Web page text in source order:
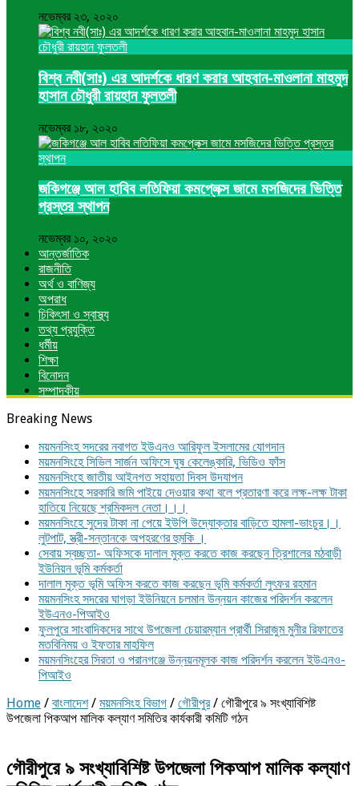
নভেম্বর ২৩, ২০২০
বিশ্ব নবী(সাঃ) এর আদর্শকে ধারণ করার আহবান-মাওলানা মাহমুদ
হাসান চৌধুরী রায়হান ফুলতলী
নভেম্বর ১৮, ২০২০
জকিগঞ্জে আল হাবিব লতিফিয়া কমপ্লেক্স জামে মসজিদের ভিত্তি
প্রস্তর স্থাপন
নভেম্বর ১০, ২০২০
আন্তর্জাতিক
রাজনীতি
অর্থ ও বাণিজ্য
অপরাধ
চিকিৎসা ও স্বাস্থ্য
তথ্য প্রযুক্তি
ধর্মীয়
শিক্ষা
বিনোদন
সম্পাদকীয়
Breaking News
ময়মনসিংহ সদরের নবাগত ইউএনও আরিফুল ইসলামের যোগদান
ময়মনসিংহে সিভিল সার্জন অফিসে ঘুষ কেলেঙ্কারি, ভিডিও ফাঁস
ময়মনসিংহে জাতীয় আইনগত সহায়তা দিবস উদযাপন
ময়মনসিংহে সরকারি জমি পাইয়ে দেওয়ার কথা বলে প্রতারণা করে লক্ষ-লক্ষ টাকা
হাতিয়ে নিয়েছে শ্রমিকদল নেতা।।।
ময়মনসিংহে সুদের টাকা না পেয়ে ইউপি উদ্যোক্তার বাড়িতে হামলা-ভাংচুর।।
লুটপাট, স্ত্রী‌-সন্তানকে অপহরণের হুমকি ।
সেবায় স্বচ্ছতা- অফিসকে দালাল মুক্ত করতে কাজ করছেন ত্রিশালের মঠবাড়ী
ইউনিয়ন ভূমি কর্মকর্তা
দালাল মুক্ত ভূমি অফিস করতে কাজ করছেন ভূমি কর্মকর্তা লুৎফর রহমান
ময়মনসিংহ সদরের ঘাগড়া ইউনিয়নে চলমান উন্নয়ন কাজের পরিদর্শন করলেন
ইউএনও-পিআইও
ফুলপুরে সাংবাদিকদের সাথে উপজেলা চেয়ারম্যান প্রার্থী সিরাজুম মুনীর রিফাতের
মতবিনিময় ও ইফতার মাহফিল
ময়মনসিংহের সিরতা ও পরানগঞ্জে উন্নয়নমূলক কাজ পরিদর্শন করলেন ইউএনও-
পিআইও
Home / বাংলাদেশ / ময়মনসিংহ বিভাগ / গৌরীপুর / গৌরীপুরে ৯ সংখ্যাবিশিষ্ট
উপজেলা পিকআপ মালিক কল্যাণ সমিতির কার্যকারী কমিটি গঠন
গৌরীপুরে ৯ সংখ্যাবিশিষ্ট উপজেলা পিকআপ মালিক কল্যাণ